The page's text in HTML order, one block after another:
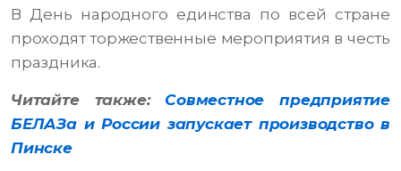
В День народного единства по всей стране
проходят торжественные мероприятия в честь
праздника.
Читайте также: Совместное предприятие
БЕЛАЗа и России запускает производство в
Пинске